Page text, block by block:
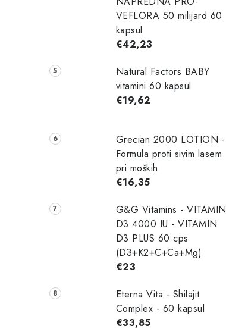
VEFLORA 50 milijard 60
kapsul
€42,23
Natural Factors BABY
vitamini 60 kapsul
€19,62
Grecian 2000 LOTION -
Formula proti sivim lasem
pri moških
€16,35
G&G Vitamins - VITAMIN
D3 4000 IU - VITAMIN
D3 PLUS 60 cps
(D3+K2+C+Ca+Mg)
€23
Eterna Vita - Shilajit
Complex - 60 kapsul
€33,85